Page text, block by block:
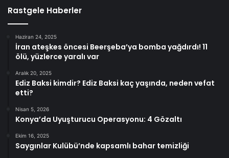
Rastgele Haberler
Haziran 24, 2025
İran ateşkes öncesi Beerşeba’ya bomba yağdırdı! 11
ölü, yüzlerce yaralı var
Aralık 20, 2025
Ediz Baksi kimdir? Ediz Baksi kaç yaşında, neden vefat
etti?
Nisan 5, 2026
Konya’da Uyuşturucu Operasyonu: 4 Gözaltı
Ekim 16, 2025
Saygınlar Kulübü’nde kapsamlı bahar temizliği